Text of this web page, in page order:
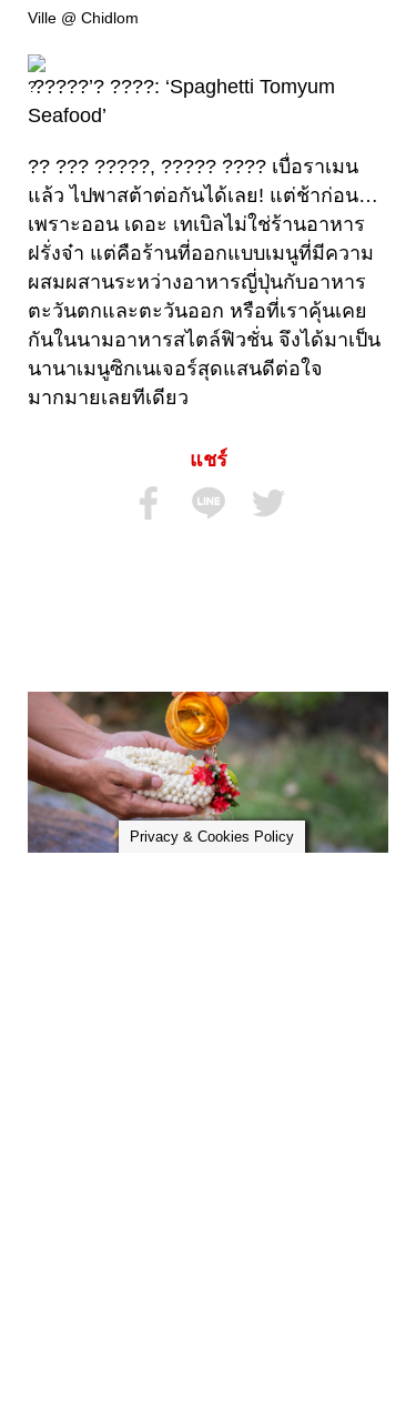
Ville @ Chidlom
?????’? ????: ‘Spaghetti Tomyum
Seafood’
?? ??? ?????, ????? ???? เบื่อราเมน
แล้ว ไปพาสต้าต่อกันได้เลย! แต่ช้าก่อน…
เพราะออน เดอะ เทเบิลไม่ใช่ร้านอาหาร
ฝรั่งจ๋า แต่คือร้านที่ออกแบบเมนูที่มีความ
ผสมผสานระหว่างอาหารญี่ปุ่นกับอาหาร
ตะวันตกและตะวันออก หรือที่เราคุ้นเคย
กันในนามอาหารสไตล์ฟิวชั่น จึงได้มาเป็น
นานาเมนูซิกเนเจอร์สุดแสนดีต่อใจ
มากมายเลยทีเดียว
แชร์
Privacy & Cookies Policy